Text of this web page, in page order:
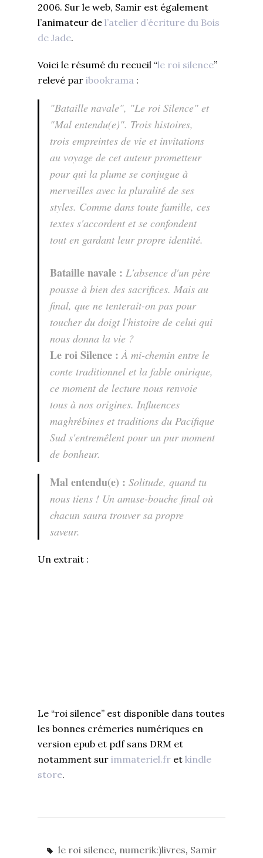
2006. Sur le web, Samir est également
l’animateur de l’atelier d’écriture du Bois
de Jade.
Voici le résumé du recueil “le roi silence”
relevé par ibookrama :
"Bataille navale", "Le roi Silence" et
"Mal entendu(e)". Trois histoires,
trois empreintes de vie et invitations
au voyage de cet auteur prometteur
pour qui la plume se conjugue à
merveilles avec la pluralité de ses
styles. Comme dans toute famille, ces
textes s'accordent et se confondent
tout en gardant leur propre identité.
Bataille navale : L'absence d'un père
pousse à bien des sacrifices. Mais au
final, que ne tenterait-on pas pour
toucher du doigt l'histoire de celui qui
nous donna la vie ?
Le roi Silence :À mi-chemin entre le
conte traditionnel et la fable onirique,
ce moment de lecture nous renvoie
tous à nos origines. Influences
maghrébines et traditions du Pacifique
Sud s'entremêlent pour un pur moment
de bonheur.
Mal entendu(e) : Solitude, quand tu
nous tiens ! Un amuse-bouche final où
chacun saura trouver sa propre
saveur.
Un extrait :
Le “roi silence” est disponible dans toutes
les bonnes crémeries numériques en
version epub et pdf sans DRM et
notamment sur immateriel.fr et kindle
store.
le roi silence, numerik:)livres, Samir